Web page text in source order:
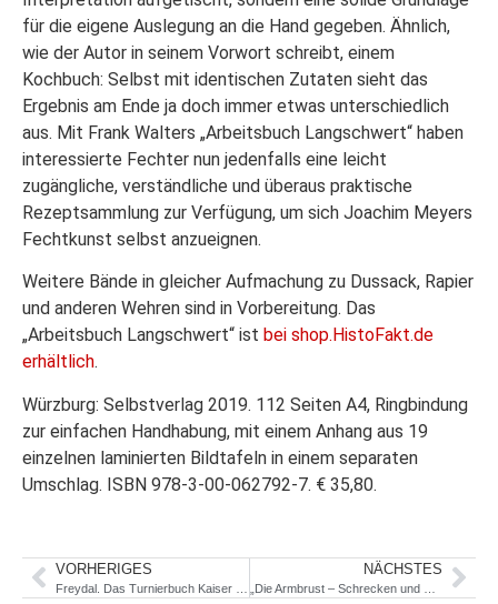
für die eigene Auslegung an die Hand gegeben. Ähnlich,
wie der Autor in seinem Vorwort schreibt, einem
Kochbuch: Selbst mit identischen Zutaten sieht das
Ergebnis am Ende ja doch immer etwas unterschiedlich
aus. Mit Frank Walters „Arbeitsbuch Langschwert“ haben
interessierte Fechter nun jedenfalls eine leicht
zugängliche, verständliche und überaus praktische
Rezeptsammlung zur Verfügung, um sich Joachim Meyers
Fechtkunst selbst anzueignen.
Weitere Bände in gleicher Aufmachung zu Dussack, Rapier
und anderen Wehren sind in Vorbereitung. Das
„Arbeitsbuch Langschwert“ ist bei shop.HistoFakt.de
erhältlich.
Würzburg: Selbstverlag 2019. 112 Seiten A4, Ringbindung
zur einfachen Handhabung, mit einem Anhang aus 19
einzelnen laminierten Bildtafeln in einem separaten
Umschlag. ISBN 978-3-00-062792-7. € 35,80.
VORHERIGES NÄCHSTES